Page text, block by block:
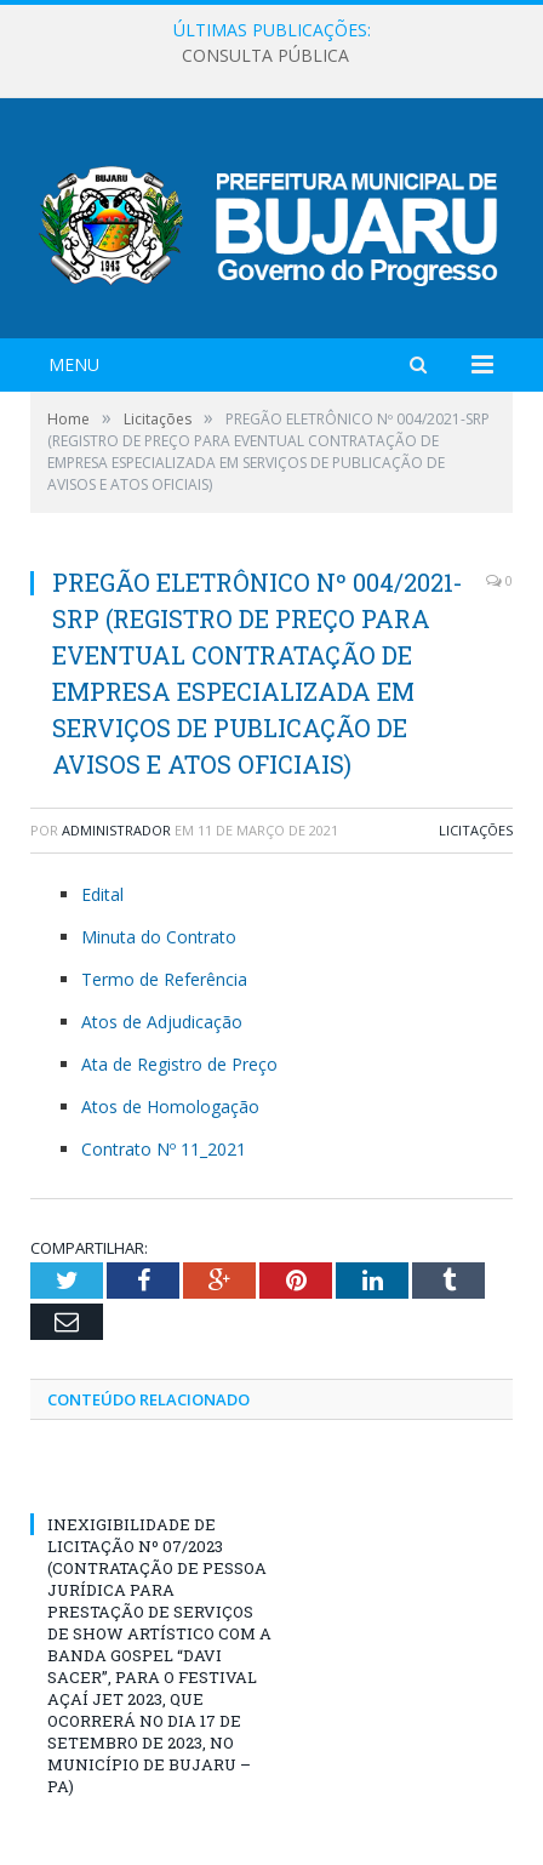
ÚLTIMAS PUBLICAÇÕES:
CONSULTA PÚBLICA
MENU
Home » Licitações »
PREGÃO ELETRÔNICO Nº 004/2021-SRP
(REGISTRO DE PREÇO PARA EVENTUAL CONTRATAÇÃO DE
EMPRESA ESPECIALIZADA EM SERVIÇOS DE PUBLICAÇÃO DE
AVISOS E ATOS OFICIAIS)
PREGÃO ELETRÔNICO Nº 004/2021-
SRP (REGISTRO DE PREÇO PARA
EVENTUAL CONTRATAÇÃO DE
EMPRESA ESPECIALIZADA EM
SERVIÇOS DE PUBLICAÇÃO DE
AVISOS E ATOS OFICIAIS)
0
POR ADMINISTRADOR EM 11 DE MARÇO DE 2021 LICITAÇÕES
Edital
Minuta do Contrato
Termo de Referência
Atos de Adjudicação
Ata de Registro de Preço
Atos de Homologação
Contrato Nº 11_2021
COMPARTILHAR:
TwitterFacebookGoogle+PinterestLinkedInTumblr
Email
CONTEÚDO RELACIONADO
INEXIGIBILIDADE DE
LICITAÇÃO Nº 07/2023
(CONTRATAÇÃO DE PESSOA
JURÍDICA PARA
PRESTAÇÃO DE SERVIÇOS
DE SHOW ARTÍSTICO COM A
BANDA GOSPEL “DAVI
SACER”, PARA O FESTIVAL
AÇAÍ JET 2023, QUE
OCORRERÁ NO DIA 17 DE
SETEMBRO DE 2023, NO
MUNICÍPIO DE BUJARU –
PA)